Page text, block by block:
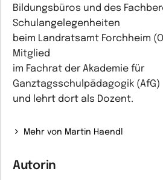
Bildungsbüros und des
Schulangelegenheiten
beim Landratsamt Forchheim
Mitglied
im Fachrat der Akademie für
Ganztagsschulpädagogik (AfG)
und lehrt dort als Dozent.
Mehr von Martin Haendl
Autorin